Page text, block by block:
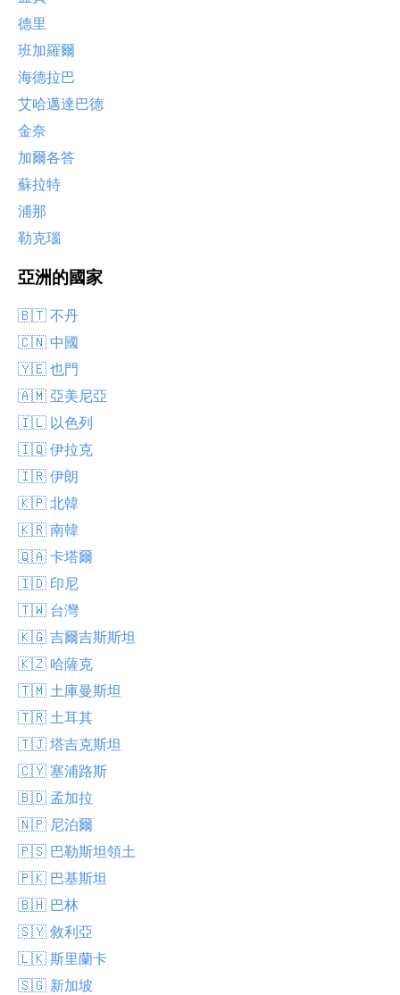
德里
班加羅爾
海德拉巴
艾哈邁達巴德
金奈
加爾各答
蘇拉特
浦那
勒克瑙
亞洲的國家
🇧🇹 不丹
🇨🇳 中國
🇾🇪 也門
🇦🇲 亞美尼亞
🇮🇱 以色列
🇮🇶 伊拉克
🇮🇷 伊朗
🇰🇵 北韓
🇰🇷 南韓
🇶🇦 卡塔爾
🇮🇩 印尼
🇹🇼 台灣
🇰🇬 吉爾吉斯斯坦
🇰🇿 哈薩克
🇹🇲 土庫曼斯坦
🇹🇷 土耳其
🇹🇯 塔吉克斯坦
🇨🇾 塞浦路斯
🇧🇩 孟加拉
🇳🇵 尼泊爾
🇵🇸 巴勒斯坦領土
🇵🇰 巴基斯坦
🇧🇭 巴林
🇸🇾 敘利亞
🇱🇰 斯里蘭卡
🇸🇬 新加坡